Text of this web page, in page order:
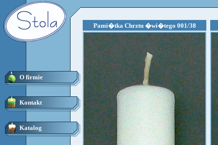
O firmie
Kontakt
Katalog
Pami�tka Chrztu �wi�tego 001/38